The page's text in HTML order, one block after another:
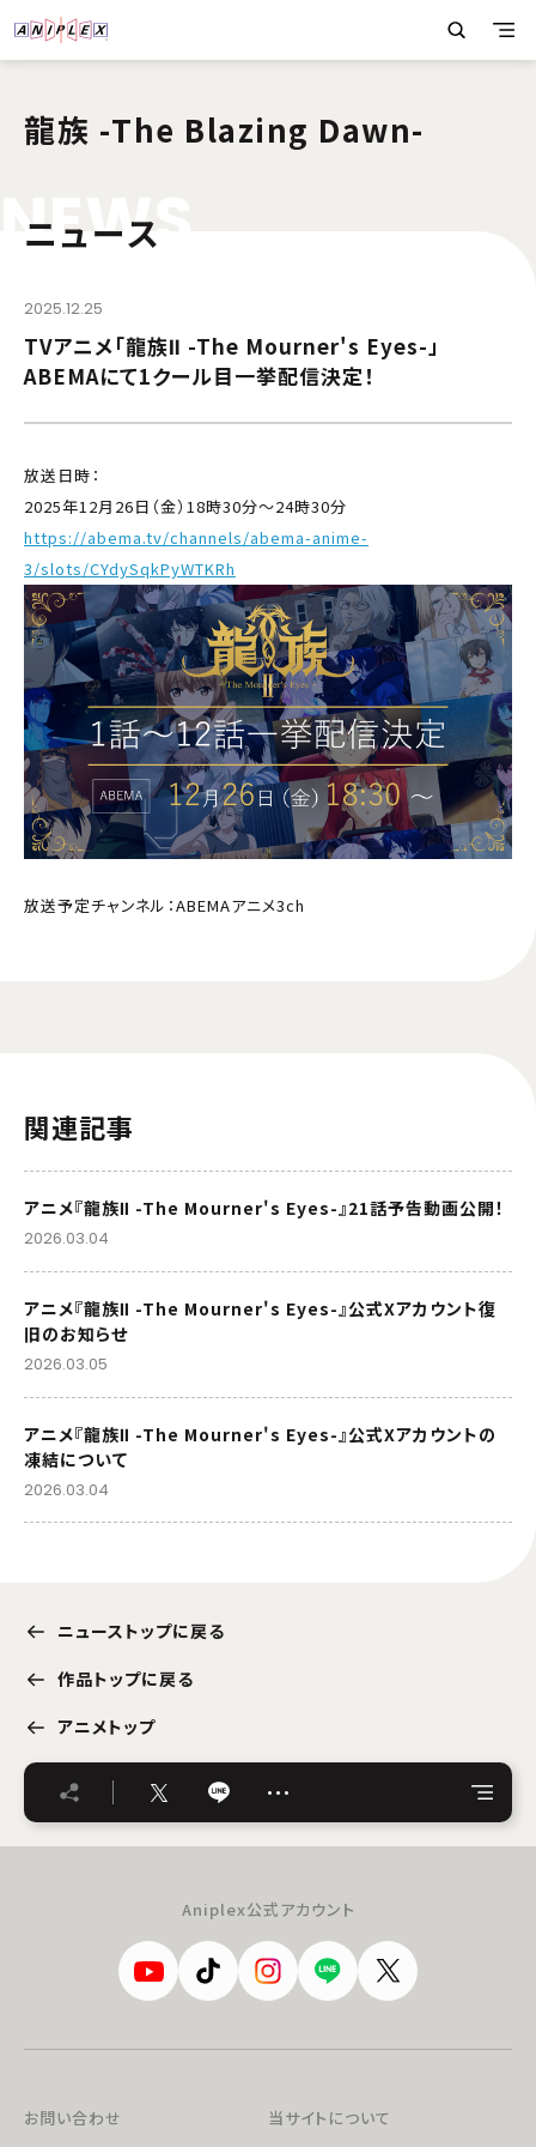
龍族 -The Blazing Dawn-
NEWS
ニュース
2025.12.25
TVアニメ「龍族Ⅱ -The Mourner's Eyes-」
ABEMAにて1クール目一挙配信決定！
放送日時：
2025年12月26日（金）18時30分～24時30分
https://abema.tv/channels/abema-anime-
3/slots/CYdySqkPyWTKRh
放送予定チャンネル：ABEMAアニメ3ch
関連記事
アニメ『龍族Ⅱ -The Mourner's Eyes-』21話予告動画公開！
2026.03.04
アニメ『龍族Ⅱ -The Mourner's Eyes-』公式Xアカウント復
旧のお知らせ
2026.03.05
アニメ『龍族Ⅱ -The Mourner's Eyes-』公式Xアカウントの
凍結について
2026.03.04
ニューストップに戻る
作品トップに戻る
アニメトップ
…
Aniplex公式アカウント
お問い合わせ 当サイトについて